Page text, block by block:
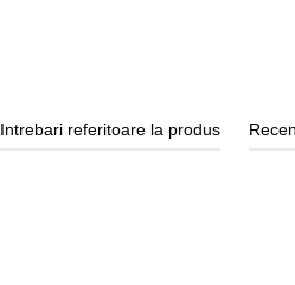
Intrebari referitoare la produs